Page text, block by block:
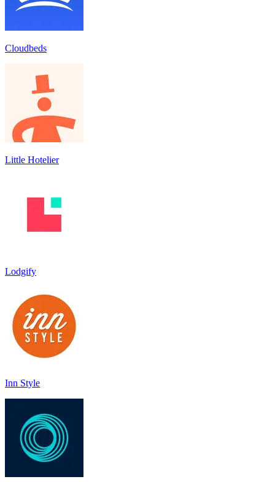
Cloudbeds
Little Hotelier
Lodgify
Inn Style